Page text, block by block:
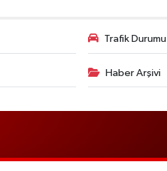
Trafik Durumu
Haber Arşivi